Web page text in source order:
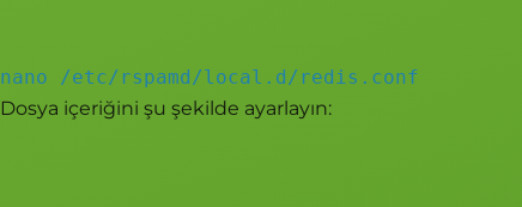
nano /etc/rspamd/local.d/redis.conf
Dosya içeriğini şu şekilde ayarlayın: